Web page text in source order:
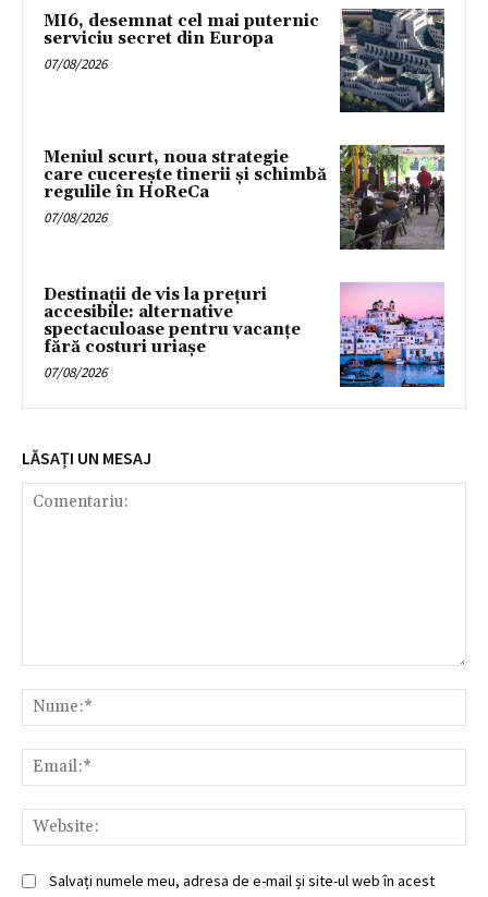
MI6, desemnat cel mai puternic
serviciu secret din Europa
07/08/2026
Meniul scurt, noua strategie
care cucerește tinerii și schimbă
regulile în HoReCa
07/08/2026
Destinații de vis la prețuri
accesibile: alternative
spectaculoase pentru vacanțe
fără costuri uriașe
07/08/2026
LĂSAȚI UN MESAJ
Salvați numele meu, adresa de e-mail și site-ul web în acest